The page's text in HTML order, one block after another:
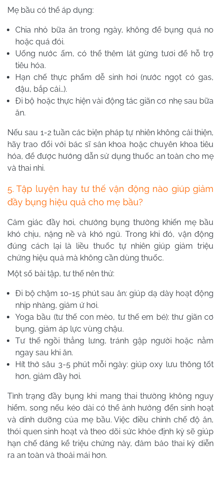
Mẹ bầu có thể áp dụng:
Chia nhỏ bữa ăn trong ngày, không để bụng quá no
hoặc quá đói.
Uống nước ấm, có thể thêm lát gừng tươi để hỗ trợ
tiêu hóa.
Hạn chế thực phẩm dễ sinh hơi (nước ngọt có gas,
đậu, bắp cải…).
Đi bộ hoặc thực hiện vài động tác giãn cơ nhẹ sau bữa
ăn.
Nếu sau 1-2 tuần các biện pháp tự nhiên không cải thiện,
hãy trao đổi với bác sĩ sản khoa hoặc chuyên khoa tiêu
hóa, để được hướng dẫn sử dụng thuốc an toàn cho mẹ
và thai nhi.
5. Tập luyện hay tư thế vận động nào giúp giảm
đầy bụng hiệu quả cho mẹ bầu?
Cảm giác đầy hơi, chướng bụng thường khiến mẹ bầu
khó chịu, nặng nề và khó ngủ. Trong khi đó, vận động
đúng cách lại là liều thuốc tự nhiên giúp giảm triệu
chứng hiệu quả mà không cần dùng thuốc.
Một số bài tập, tư thế nên thử:
Đi bộ chậm 10-15 phút sau ăn: giúp dạ dày hoạt động
nhịp nhàng, giảm ứ hơi.
Yoga bầu (tư thế con mèo, tư thế em bé): thư giãn cơ
bụng, giảm áp lực vùng chậu.
Tư thế ngồi thẳng lưng, tránh gập người hoặc nằm
ngay sau khi ăn.
Hít thở sâu 3-5 phút mỗi ngày: giúp oxy lưu thông tốt
hơn, giảm đầy hơi.
Tình trạng đầy bụng khi mang thai thường không nguy
hiểm, song nếu kéo dài có thể ảnh hưởng đến sinh hoạt
và dinh dưỡng của mẹ bầu. Việc điều chỉnh chế độ ăn,
thói quen sinh hoạt và theo dõi sức khỏe định kỳ sẽ giúp
hạn chế đáng kể triệu chứng này, đảm bảo thai kỳ diễn
ra an toàn và thoải mái hơn.